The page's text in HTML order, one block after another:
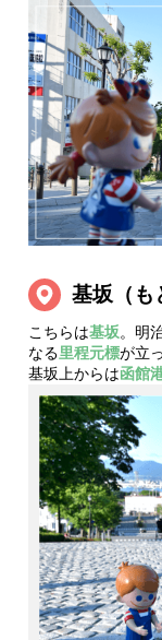
基坂（も
こちらは基坂。明
なる里程元標が立
基坂上からは函館